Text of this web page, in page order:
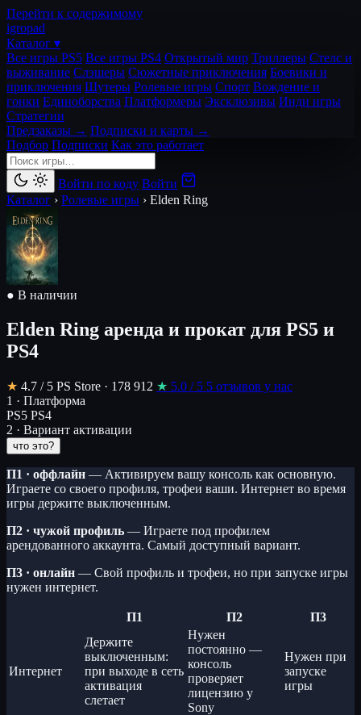
Перейти к содержимому
igropad
Каталог ▾
Все игры PS5 Все игры PS4 Открытый мир Триллеры Стелс и
выживание Слэшеры Сюжетные приключения Боевики и
приключения Шутеры Ролевые игры Спорт Вождение и
гонки Единоборства Платформеры Эксклюзивы Инди игры
Стратегии
Предзаказы → Подписки и карты →
Подбор Подписки Как это работает
Войти по коду Войти
Каталог › Ролевые игры › Elden Ring
● В наличии
Elden Ring аренда и прокат для PS5 и
PS4
★ 4.7 / 5 PS Store · 178 912 ★ 5.0 / 5 5 отзывов у нас
1 · Платформа
PS5 PS4
2 · Вариант активации
что это?
П1 · оффлайн — Активируем вашу консоль как основную.
Играете со своего профиля, трофеи ваши. Интернет во время
игры держите выключенным.
П2 · чужой профиль — Играете под профилем
арендованного аккаунта. Самый доступный вариант.
П3 · онлайн — Свой профиль и трофеи, но при запуске игры
нужен интернет.
П1 П2 П3
Интернет
Держите
выключенным:
при выходе в сеть
активация
слетает
Нужен
постоянно —
консоль
проверяет
лицензию у
Sony
Нужен при
запуске
игры